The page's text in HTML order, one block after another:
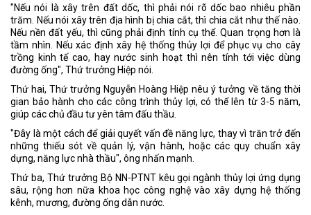
"Nếu nói là xây trên đất dốc, thì phải nói rõ dốc bao nhiêu phần
trăm. Nếu nói xây trên địa hình bị chia cắt, thì chia cắt như thế nào.
Nếu nền đất yếu, thì cũng phải định tính cụ thể. Quan trọng hơn là
tầm nhìn. Nếu xác định xây hệ thống thủy lợi để phục vụ cho cây
trồng kinh tế cao, hay nước sinh hoạt thì nên tính tới việc dùng
đường ống", Thứ trưởng Hiệp nói.
Thứ hai, Thứ trưởng Nguyễn Hoàng Hiệp nêu ý tưởng về tăng thời
gian bảo hành cho các công trình thủy lợi, có thể lên từ 3-5 năm,
giúp các chủ đầu tư yên tâm đấu thầu.
"Đây là một cách để giải quyết vấn đề năng lực, thay vì trăn trở đến
những thiếu sót về quản lý, vận hành, hoặc các quy chuẩn xây
dựng, năng lực nhà thầu", ông nhấn mạnh.
Thứ ba, Thứ trưởng Bộ NN-PTNT kêu gọi ngành thủy lợi ứng dụng
sâu, rộng hơn nữa khoa học công nghệ vào xây dựng hệ thống
kênh, mương, đường ống dẫn nước.